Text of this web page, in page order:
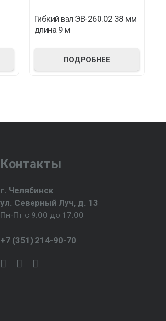
Гибкий вал ЭВ-260.02 38 мм
длина 9 м
ПОДРОБНЕЕ
Контакты
г. Челябинск
ул. Северный Луч, д. 13
Пн-Пт с 9:00 до 17:00
+7 (351) 214-90-70